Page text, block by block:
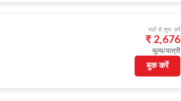
यहाँ से शुरू करें
₹ 2,676
मूल्य/यात्री
बुक करें